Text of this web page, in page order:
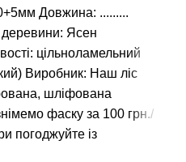
Довжина: .........
Ясен
цільноламельний
Виробник: Наш ліс
шліфована
фаску за 100 грн./
погоджуйте із